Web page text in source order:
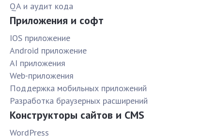
QA и аудит кода
Приложения и софт
IOS приложение
Android приложение
AI приложения
Web-приложения
Поддержка мобильных приложений
Разработка браузерных расширений
Конструкторы сайтов и CMS
WordPress